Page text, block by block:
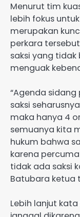
Menurut tim
lebih fokus
merupakan
perkara
saksi yang
menguak
“Agenda
saksi
maka hanya 4
semuanya kita
hukum bahwa
karena
tidak ada saksi
Batubara ketua
Lebih lanjut